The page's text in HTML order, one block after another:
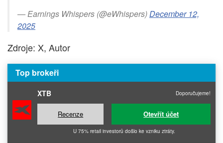
— Earnings Whispers (@eWhispers) December 12,
2025
Zdroje: X, Autor
Top brokeři
XTB Doporučujeme!
Recenze Otevřít účet
U 75% retail investorů došlo ke vzniku ztráty.